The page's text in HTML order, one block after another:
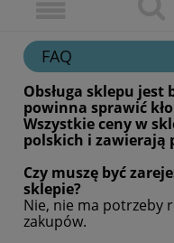
FAQ
Obsługa sklepu
powinna sprawić
Wszystkie ceny w
polskich i zawierają
Czy muszę być
sklepie?
Nie, nie ma potrzeby
zakupów.